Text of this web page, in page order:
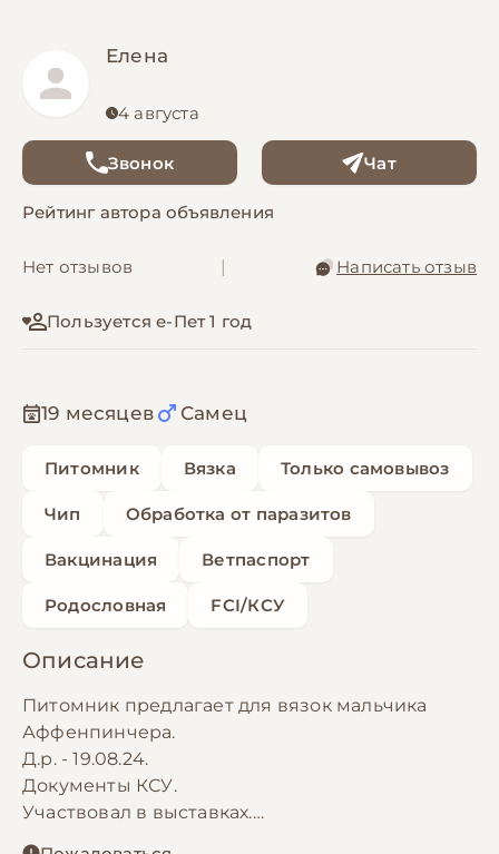
Елена
4 августа
Звонок Чат
Рейтинг автора объявления
Нет отзывов Написать отзыв
Пользуется е-Пет 1 год
19 месяцев Самец
Питомник Вязка Только самовывоз
Чип Обработка от паразитов
Вакцинация Ветпаспорт
Родословная FCI/КСУ
Описание
Питомник предлагает для вязок мальчика
Аффенпинчера.
Д.р. - 19.08.24.
Документы КСУ.
Участвовал в выставках.